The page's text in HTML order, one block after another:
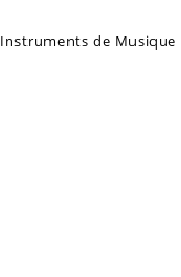
Instruments de Musique